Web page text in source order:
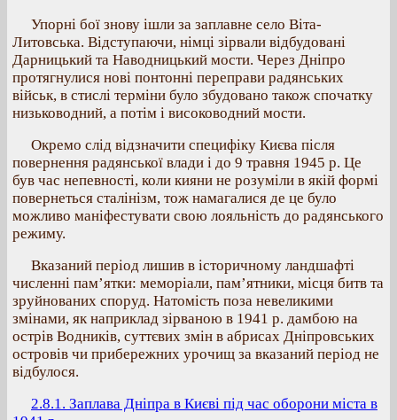
Упорні бої знову ішли за заплавне село Віта-
Литовська. Відступаючи, німці зірвали відбудовані
Дарницький та Наводницький мости. Через Дніпро
протягнулися нові понтонні переправи радянських
військ, в стислі терміни було збудовано також спочатку
низьководний, а потім і висоководний мости.
Окремо слід відзначити специфіку Києва після
повернення радянської влади і до 9 травня 1945 р. Це
був час непевності, коли кияни не розуміли в якій формі
повернеться сталінізм, тож намагалися де це було
можливо маніфестувати свою лояльність до радянського
режиму.
Вказаний період лишив в історичному ландшафті
численні пам’ятки: меморіали, пам’ятники, місця битв та
зруйнованих споруд. Натомість поза невеликими
змінами, як наприклад зірваною в 1941 р. дамбою на
острів Водників, суттєвих змін в абрисах Дніпровських
островів чи прибережних урочищ за вказаний період не
відбулося.
2.8.1. Заплава Дніпра в Києві під час оборони міста в